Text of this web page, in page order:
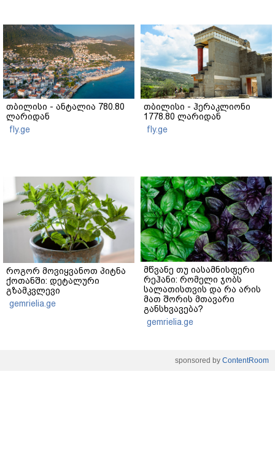
თბილისი - ანტალია 780.80
ლარიდან
fly.ge
თბილისი - ჰერაკლიონი
1778.80 ლარიდან
fly.ge
როგორ მოვიყვანოთ პიტნა
ქოთანში: დეტალური
გზამკვლევი
gemrielia.ge
მწვანე თუ იასამნისფერი
რეჰანი: რომელი ჯობს
სალათისთვის და რა არის
მათ შორის მთავარი
განსხვავება?
gemrielia.ge
sponsored by ContentRoom